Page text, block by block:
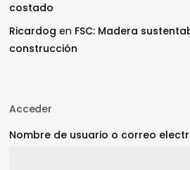
costado
Ricardog en FSC: Madera
construcción
Acceder
Nombre de usuario o correo